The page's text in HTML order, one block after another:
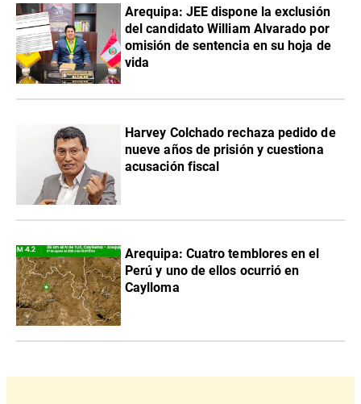
​Arequipa: JEE dispone la exclusión
del candidato William Alvarado por
omisión de sentencia en su hoja de
vida
Harvey Colchado rechaza pedido de
nueve años de prisión y cuestiona
acusación fiscal
Arequipa: Cuatro temblores en el
Perú y uno de ellos ocurrió en
Caylloma